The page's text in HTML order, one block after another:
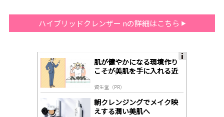
ハイブリッドクレンザー nの詳細はこちら
肌が健やかになる環境作り
こそが美肌を手に入れる近
資生堂（PR）
朝クレンジングでメイク映
えする潤い美肌へ